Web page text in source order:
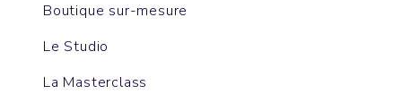
Boutique sur-mesure
Le Studio
La Masterclass